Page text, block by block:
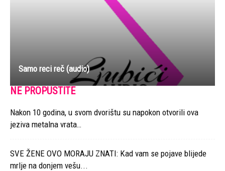
Samo reci reč (audio)
NE PROPUSTITE
Nakon 10 godina, u svom dvorištu su napokon otvorili ova
jeziva metalna vrata…
SVE ŽENE OVO MORAJU ZNATI: Kad vam se pojave blijede
mrlje na donjem vešu...